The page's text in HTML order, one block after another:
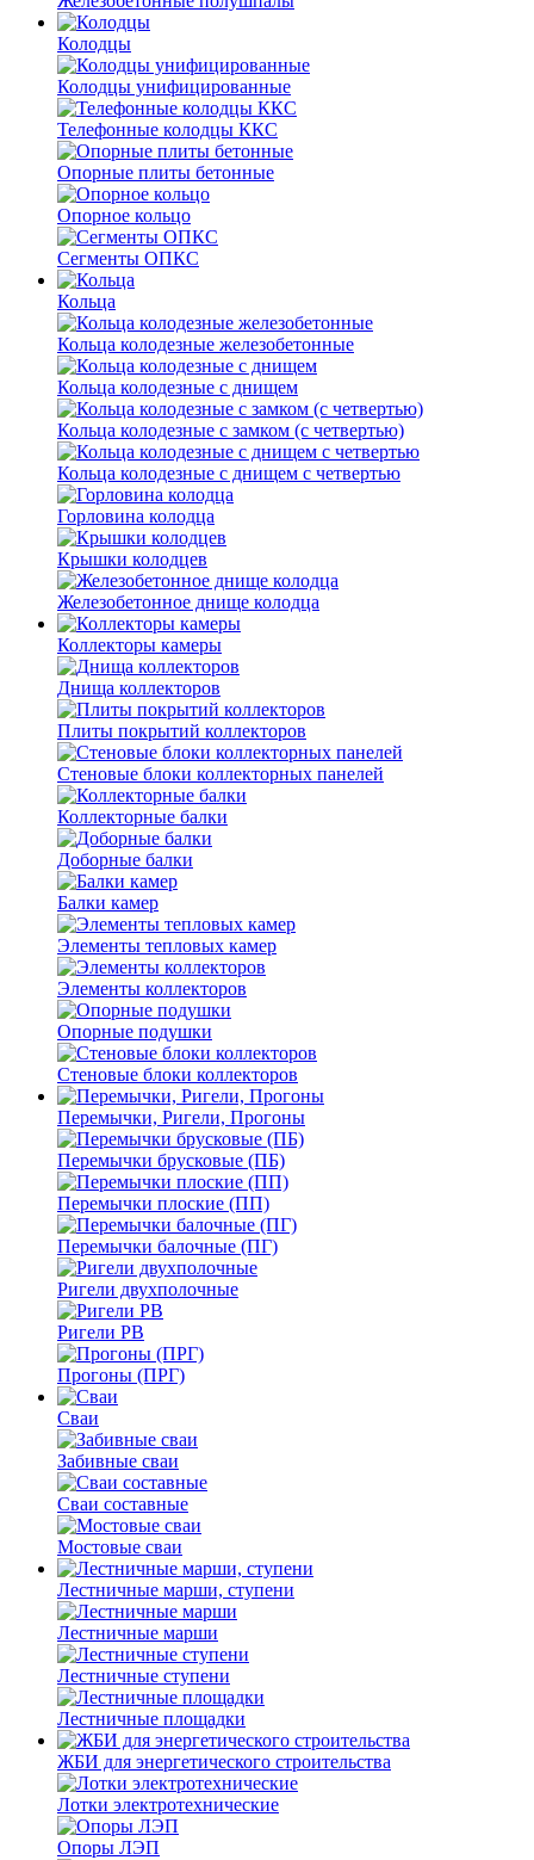
Колодцы
Колодцы унифицированные
Телефонные колодцы ККС
Опорные плиты бетонные
Опорное кольцо
Сегменты ОПКС
Кольца
Кольца колодезные железобетонные
Кольца колодезные с днищем
Кольца колодезные с замком (с четвертью)
Кольца колодезные с днищем с четвертью
Горловина колодца
Крышки колодцев
Железобетонное днище колодца
Коллекторы камеры
Днища коллекторов
Плиты покрытий коллекторов
Стеновые блоки коллекторных панелей
Коллекторные балки
Доборные балки
Балки камер
Элементы тепловых камер
Элементы коллекторов
Опорные подушки
Стеновые блоки коллекторов
Перемычки, Ригели, Прогоны
Перемычки брусковые (ПБ)
Перемычки плоские (ПП)
Перемычки балочные (ПГ)
Ригели двухполочные
Ригели РВ
Прогоны (ПРГ)
Сваи
Забивные сваи
Сваи составные
Мостовые сваи
Лестничные марши, ступени
Лестничные марши
Лестничные ступени
Лестничные площадки
ЖБИ для энергетического строительства
Лотки электротехнические
Опоры ЛЭП